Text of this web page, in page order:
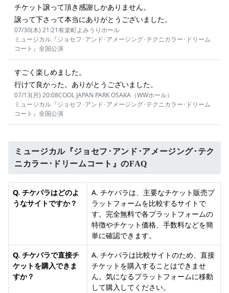
チケット譲って頂き感謝しかありません。
譲って下さって本当にありがとうございました。
07/30(木) 21:21有楽町よみうりホール
ミュージカル『ジョセフ･アンド･アメージング･テクニカラー･ドリーム
コート』全国公演
すごく楽しめました。
行けて良かった。ありがとうございました。
07/13(月) 20:08COOL JAPAN PARK OSAKA（WWホール）
ミュージカル『ジョセフ･アンド･アメージング･テクニカラー･ドリーム
コート』全国公演
ミュージカル『ジョセフ･アンド･アメージング･テク
ニカラー･ドリームコート』のFAQ
Q. チケパラはどのよ
うなサイトですか？
A. チケパラは、主要なチケット販売プ
ラットフォームを比較するサイトで
す。完全無料で各プラットフォームの
特徴やチケット価格、手数料などを簡
単に確認できます。
Q. チケパラで直接チ
ケットを購入できま
すか？
A. チケパラは比較サイトのため、直接
チケットを購入することはできませ
ん。気になるプラットフォームに移動
して購入してください。